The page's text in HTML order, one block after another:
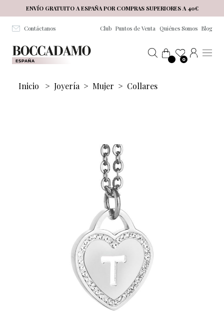
Salta al contenuto principale
ENVÍO GRATUITO A ESPAÑA POR COMPRAS SUPERIORES A 40€
Contáctanos Club Puntos de Venta Quiénes Somos Blog
0
Inicio > Joyería > Mujer > Collares